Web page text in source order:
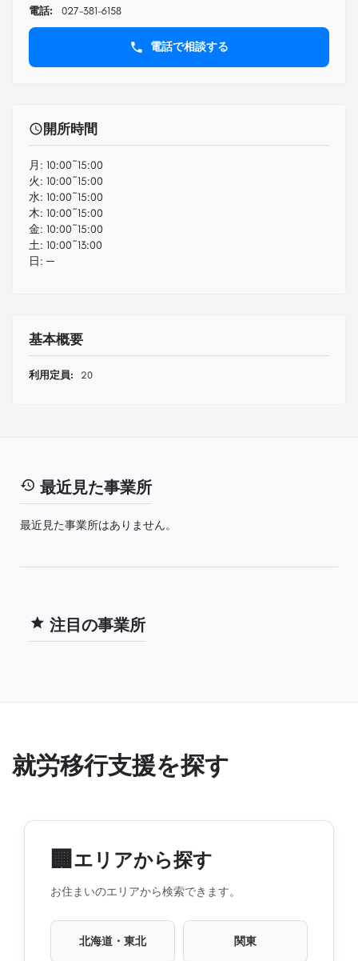
電話: 027-381-6158
電話で相談する
開所時間
月: 10:00~15:00
火: 10:00~15:00
水: 10:00~15:00
木: 10:00~15:00
金: 10:00~15:00
土: 10:00~13:00
日: ─
基本概要
利用定員: 20
最近見た事業所
最近見た事業所はありません。
注目の事業所
就労移行支援を探す
🏢 エリアから探す
お住まいのエリアから検索できます。
北海道・東北 関東